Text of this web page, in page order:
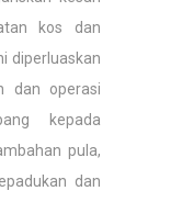
kos dan
diperluaskan
dan operasi
kepada
pula,
dan